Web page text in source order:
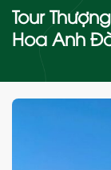
Tour
Hoa Anh